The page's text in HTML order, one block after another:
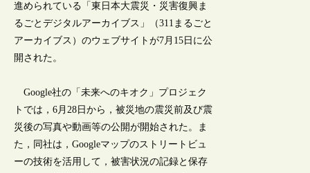
進められている「東日本大震災・災害復興ま
るごとデジタルアーカイブス」（311まるごと
アーカイブス）のウェブサイトが7月15日に公
開された。
Google社の「未来へのキオク」プロジェク
トでは，6月28日から，被災地の震災前及び震
災後の写真や動画等の公開が開始された。ま
た，同社は，Googleマップのストリートビュ
ーの技術を活用して，被害状況の記録と保存